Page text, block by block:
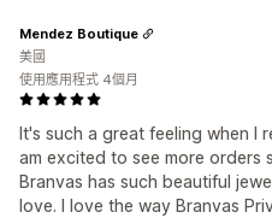
It's such a great feeling when I
am excited to see more orders
Branvas has such beautiful
love. I love the way Branvas
Mendez Boutique
美國
使用應用程式 4個月